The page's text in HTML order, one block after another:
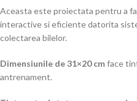
Aceasta este proiectata pentru a
interactive si eficiente datorita
colectarea bilelor.
Dimensiunile de 31×20 cmface
antrenament.